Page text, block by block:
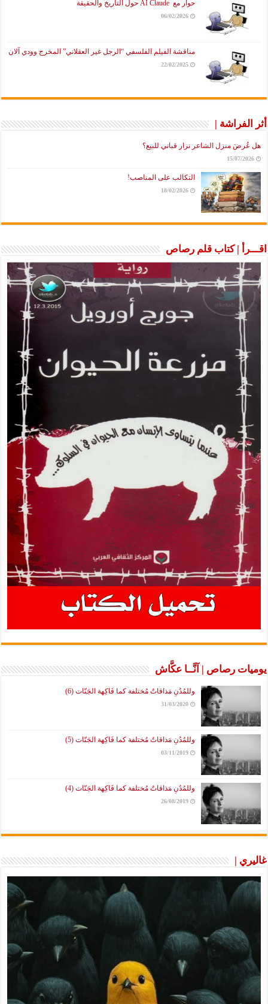
حوار مع AI Claude حول التاريخ والحقيقة
06/02/2026
مناقشة الفيلم الفلسفي “الرجل غير العقلاني” المخرج وودي آلان
22/02/2025
أثر الفراشة |
هل عُرضَ منزل الشاعر نزار قباني للبيع؟
15/07/2026
التكالب على المناصب!
18/02/2026
اقـــرأ | كتاب قلم رصاص
يوميات رصاص | آنَّــا عكَّاش
وللمُدُنِ مَذاقاتٌ مُختلفة كما فَاكِهة الجَنّات (6)
31/03/2020
وللمُدُنِ مَذاقاتٌ مُختلفة كما فَاكِهة الجَنّات (5)
03/11/2019
وللمُدُنِ مَذاقاتٌ مُختلفة كما فَاكِهة الجَنّات (4)
26/08/2019
غاليري |